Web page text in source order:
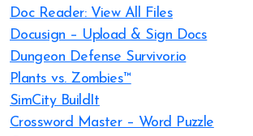
Doc Reader: View All Files
Docusign – Upload & Sign Docs
Dungeon Defense Survivor.io
Plants vs. Zombies™
SimCity BuildIt
Crossword Master – Word Puzzle